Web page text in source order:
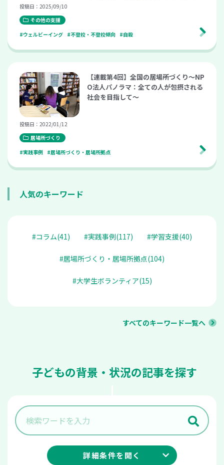
投稿日：2025/09/10
その他の支援
#ウェルビーイング
#不登校・不登校傾向 #自殺
【連載第4回】全国の居場所づくり～NP
O法人パノラマ：全ての人が包摂される
社会を目指して～
投稿日：2022/01/12
居場所づくり
#実践事例
#居場所づくり・居場所拠点
人気のキーワード
#コラム(41) #実践事例(117) #学習支援(40)
#居場所づくり・居場所拠点(104)
#大学生ボランティア(15)
すべてのキーワード一覧へ
子どもの背景・状況の記事を探す
詳細条件を開く